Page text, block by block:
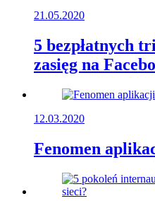
21.05.2020
5 bezpłatnych
zasięg na
12.03.2020
Fenomen